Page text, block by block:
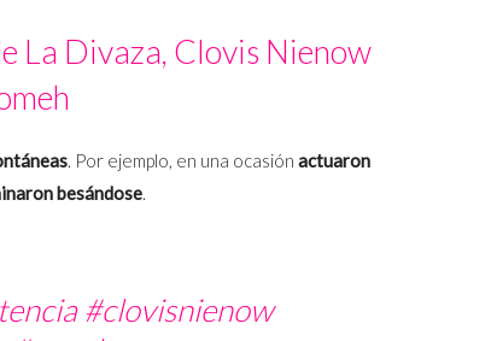
La Divaza, Clovis Nienow
. Por ejemplo, en una ocasión actuaron
besándose.
#clovisnienow